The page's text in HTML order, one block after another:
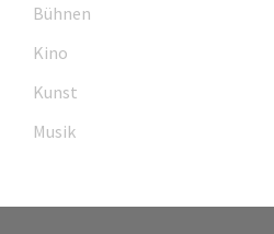
Bühnen
Kino
Kunst
Musik